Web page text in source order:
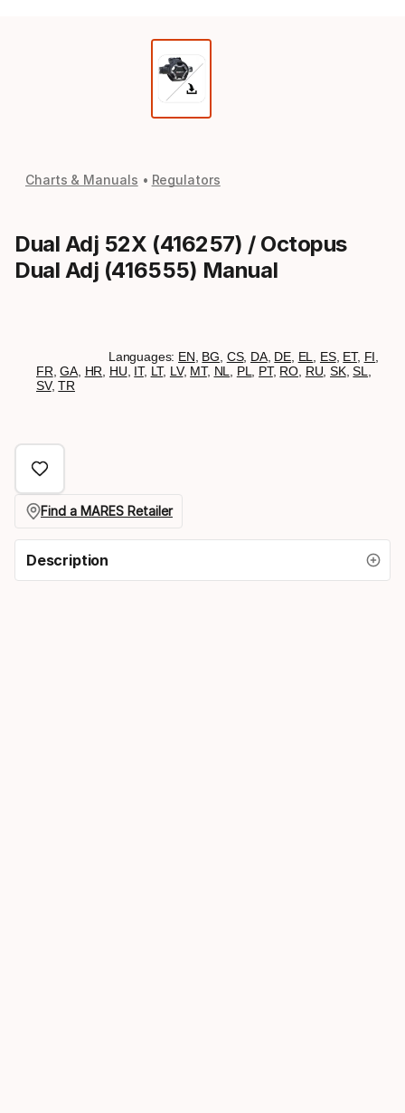
Charts & Manuals Regulators
Dual Adj 52X (416257) / Octopus
Dual Adj (416555) Manual
Languages: EN BG CS, DA, DE, EL ES, ET, FI
FR ,GA, HR HU IT, LT, LV, MT, NL PL PT, RO RU ,SK,SL
SV,TR
Find a MARES Retailer
Description